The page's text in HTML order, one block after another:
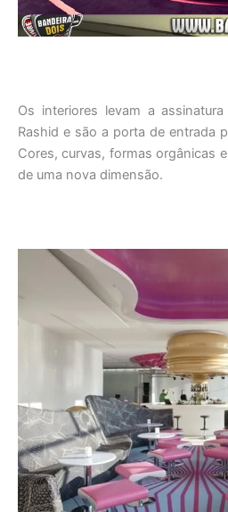
Os interiores levam a
Rashid e são a porta de entrada
Cores, curvas, formas orgânicas
de uma nova dimensão.